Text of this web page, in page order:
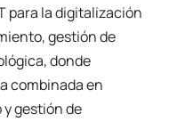
para la digitalización
gestión de
donde
combinada en
gestión de